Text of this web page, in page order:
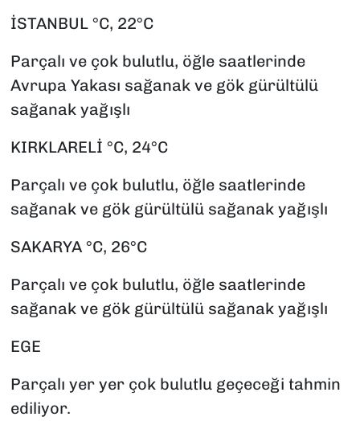
İSTANBUL °C, 22°C
Parçalı ve çok bulutlu, öğle saatlerinde
Avrupa Yakası sağanak ve gök gürültülü
sağanak yağışlı
KIRKLARELİ °C, 24°C
Parçalı ve çok bulutlu, öğle saatlerinde
sağanak ve gök gürültülü sağanak yağışlı
SAKARYA °C, 26°C
Parçalı ve çok bulutlu, öğle saatlerinde
sağanak ve gök gürültülü sağanak yağışlı
EGE
Parçalı yer yer çok bulutlu geçeceği tahmin
ediliyor.